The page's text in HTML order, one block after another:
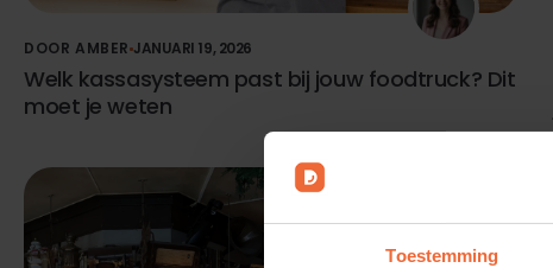
Toestemming
DOOR AMBER JANUARI 19, 2026
Welk kassasysteem past bij jouw foodtruck? Dit
moet je weten